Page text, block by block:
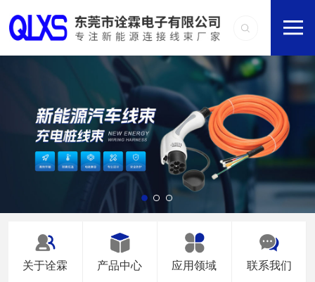
关于诠霖 产品中心 应用领域 联系我们